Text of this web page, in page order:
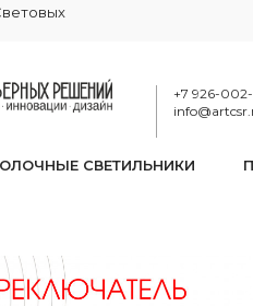
+7 926-
СВЕТИЛЬНИКИ